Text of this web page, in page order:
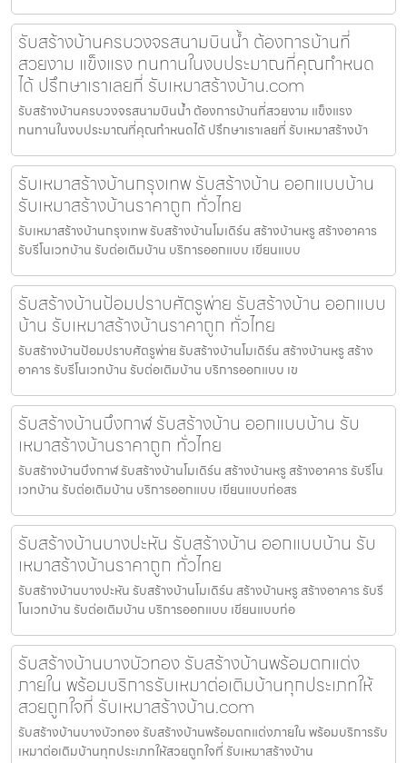
รับสร้างบ้านครบวงจรสนามบินน้ำ ต้องการบ้านที่
สวยงาม แข็งแรง ทนทานในงบประมาณที่คุณกำหนด
ได้ ปรึกษาเราเลยที่ รับเหมาสร้างบ้าน.com
รับสร้างบ้านครบวงจรสนามบินน้ำ ต้องการบ้านที่สวยงาม แข็งแรง
ทนทานในงบประมาณที่คุณกำหนดได้ ปรึกษาเราเลยที่ รับเหมาสร้างบ้า
รับเหมาสร้างบ้านกรุงเทพ รับสร้างบ้าน ออกแบบบ้าน
รับเหมาสร้างบ้านราคาถูก ทั่วไทย
รับเหมาสร้างบ้านกรุงเทพ รับสร้างบ้านโมเดิร์น สร้างบ้านหรู สร้างอาคาร
รับรีโนเวทบ้าน รับต่อเติมบ้าน บริการออกแบบ เขียนแบบ
รับสร้างบ้านป้อมปราบศัตรูพ่าย รับสร้างบ้าน ออกแบบ
บ้าน รับเหมาสร้างบ้านราคาถูก ทั่วไทย
รับสร้างบ้านป้อมปราบศัตรูพ่าย รับสร้างบ้านโมเดิร์น สร้างบ้านหรู สร้าง
อาคาร รับรีโนเวทบ้าน รับต่อเติมบ้าน บริการออกแบบ เข
รับสร้างบ้านบึงกาฬ รับสร้างบ้าน ออกแบบบ้าน รับ
เหมาสร้างบ้านราคาถูก ทั่วไทย
รับสร้างบ้านบึงกาฬ รับสร้างบ้านโมเดิร์น สร้างบ้านหรู สร้างอาคาร รับรีโน
เวทบ้าน รับต่อเติมบ้าน บริการออกแบบ เขียนแบบก่อสร
รับสร้างบ้านบางปะหัน รับสร้างบ้าน ออกแบบบ้าน รับ
เหมาสร้างบ้านราคาถูก ทั่วไทย
รับสร้างบ้านบางปะหัน รับสร้างบ้านโมเดิร์น สร้างบ้านหรู สร้างอาคาร รับรี
โนเวทบ้าน รับต่อเติมบ้าน บริการออกแบบ เขียนแบบก่อ
รับสร้างบ้านบางบัวทอง รับสร้างบ้านพร้อมตกแต่ง
ภายใน พร้อมบริการรับเหมาต่อเติมบ้านทุกประเภทให้
สวยถูกใจที่ รับเหมาสร้างบ้าน.com
รับสร้างบ้านบางบัวทอง รับสร้างบ้านพร้อมตกแต่งภายใน พร้อมบริการรับ
เหมาต่อเติมบ้านทุกประเภทให้สวยถูกใจที่ รับเหมาสร้างบ้าน